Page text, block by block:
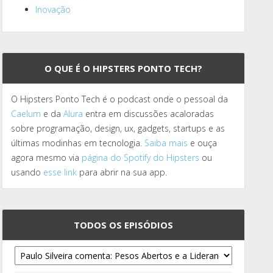
Inovação
O QUE É O HIPSTERS PONTO TECH?
O Hipsters Ponto Tech é o podcast onde o pessoal da
Caelum e daAlura entra em discussões acaloradas
sobre programação, design, ux, gadgets, startups e as
últimas modinhas em tecnologia. Saiba mais e ouça
agora mesmo via página do Spotify do Hipsters ou
usando esse link para abrir na sua app.
TODOS OS EPISÓDIOS